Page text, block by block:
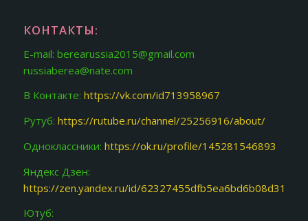
КОНТАКТЫ:
E-mail: berearussia2015@gmail.com
russiaberea@nate.com
В Контакте: https://vk.com/id713958967
Рутуб: https://rutube.ru/channel/25256916/about/
Одноклассники: https://ok.ru/profile/145281546893
Яндекс Дзен:
https://zen.yandex.ru/id/62327455dfb5ea6bd6b08d31
Ютуб: